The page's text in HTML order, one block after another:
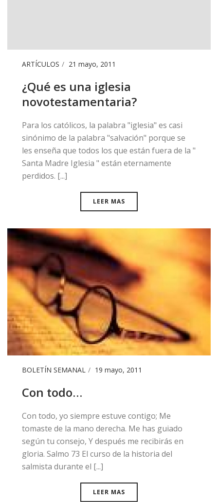
ARTÍCULOS 21 mayo, 2011
¿Qué es una iglesia
novotestamentaria?
Para los católicos, la palabra "iglesia" es casi
sinónimo de la palabra "salvación" porque se
les enseña que todos los que están fuera de la "
Santa Madre Iglesia " están eternamente
perdidos. [...]
LEER MAS
BOLETÍN SEMANAL 19 mayo, 2011
Con todo…
​​Con todo, yo siempre estuve contigo; Me
tomaste de la mano derecha. Me has guiado
según tu consejo, Y después me recibirás en
gloria. Salmo 73 El curso de la historia del
salmista durante el [...]
LEER MAS